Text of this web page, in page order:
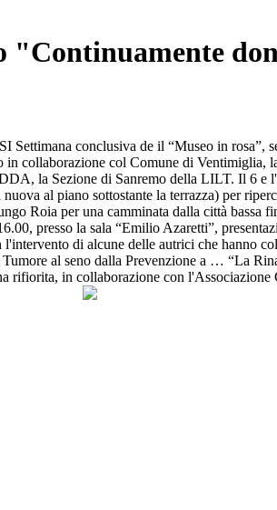
"Continuamente
conclusiva de il “Museo in rosa”,
collaborazione col Comune di
la Sezione di Sanremo della LILT. Il 6 e
al piano sottostante la terrazza) per
Roia per una camminata dalla città bassa
presso la sala “Emilio Azaretti”,
di alcune delle autrici che hanno
al seno dalla Prevenzione a … “La
rifiorita, in collaborazione con l'Associazione